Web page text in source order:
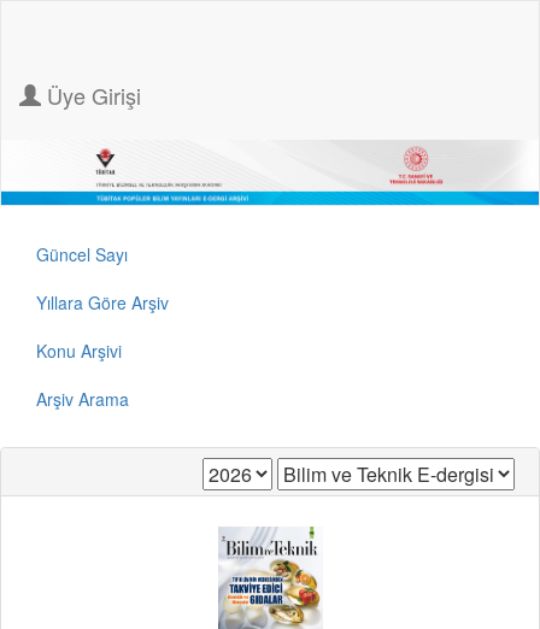
Üye Girişi
Güncel Sayı
Yıllara Göre Arşiv
Konu Arşivi
Arşiv Arama